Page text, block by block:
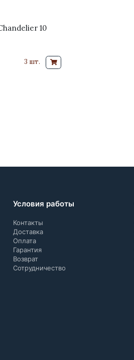
10
3 шт.
Условия работы
Контакты
Доставка
Оплата
Гарантия
Возврат
Сотрудничество